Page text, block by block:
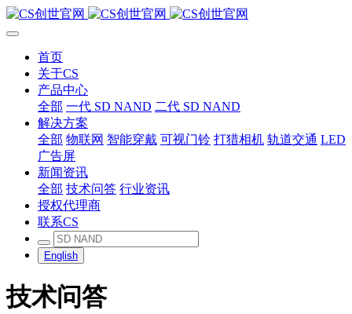
首页
关于CS
产品中心
全部 一代 SD NAND 二代 SD NAND
解决方案
全部 物联网 智能穿戴 可视门铃 打猎相机 轨道交通 LED
广告屏
新闻资讯
全部 技术问答 行业资讯
授权代理商
联系CS
English
技术问答